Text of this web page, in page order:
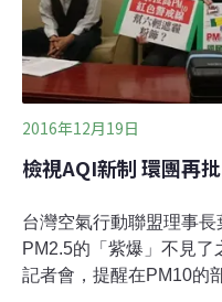
2016年12月19日
檢視AQI新制 環團再
台灣空氣行動聯盟理事
PM2.5的「紫爆」不見
記者會，提醒在PM10的